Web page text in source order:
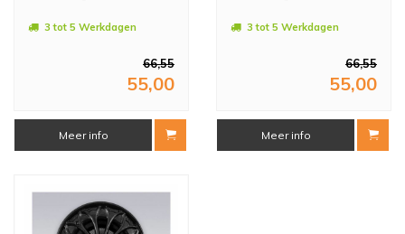
3 tot 5 Werkdagen
66,55
55,00
Meer info
3 tot 5 Werkdagen
66,55
55,00
Meer info